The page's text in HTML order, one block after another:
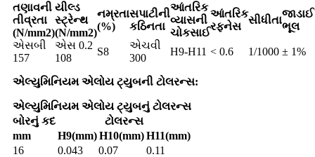
તણાવની
તીવ્રતા
(N/mm2)
યીલ્ડ
સ્ટ્રેન્થ
(N/mm2)
નમ્રતા
(%)
સપાટીની
કઠિનતા
આંતરિક
વ્યાસની
ચોકસાઈ
આંતરિક
રફનેસ
સીધીતા
જાડાઈ
ભૂલ
એસબી
157
એસ 0.2
108
S8
એચવી
300
H9-H11 < 0.6 1/1000 ± 1%
એલ્યુમિનિયમ એલોય ટ્યુબની ટોલરન્સ:
એલ્યુમિનિયમ એલોય ટ્યુબનું ટોલરન્સ
બોરનું કદ
ટોલરન્સ
mm
H9(mm)H10(mm) H11(mm)
16
0.043 0.07
0.11